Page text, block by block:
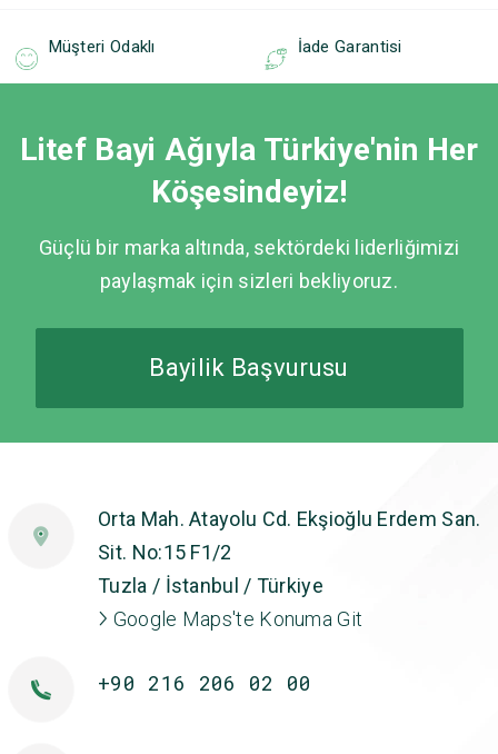
Müşteri Odaklı İade Garantisi
Litef Bayi Ağıyla Türkiye'nin Her
Köşesindeyiz!
Güçlü bir marka altında, sektördeki liderliğimizi
paylaşmak için sizleri bekliyoruz.
Bayilik Başvurusu
Orta Mah. Atayolu Cd. Ekşioğlu Erdem San.
Sit. No:15 F1/2
Tuzla / İstanbul / Türkiye
Google Maps'te Konuma Git
+90 216 206 02 00